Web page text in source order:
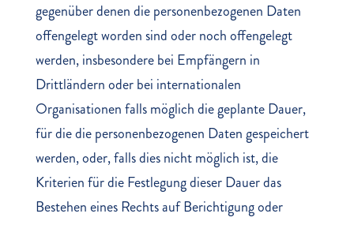
gegenüber denen die personenbezogenen Daten
offengelegt worden sind oder noch offengelegt
werden, insbesondere bei Empfängern in
Drittländern oder bei internationalen
Organisationenfalls möglich die geplante Dauer,
für die die personenbezogenen Daten gespeichert
werden, oder, falls dies nicht möglich ist, die
Kriterien für die Festlegung dieser Dauerdas
Bestehen eines Rechts auf Berichtigung oder